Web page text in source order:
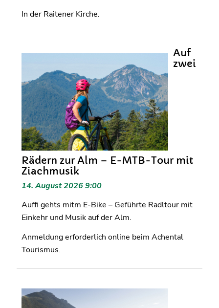
In der Raitener Kirche.
Auf
zwei
Rädern zur Alm – E-MTB-Tour mit
Ziachmusik
14. August 2026 9:00
Auffi gehts mitm E-Bike – Geführte Radltour mit
Einkehr und Musik auf der Alm.
Anmeldung erforderlich online beim Achental
Tourismus.